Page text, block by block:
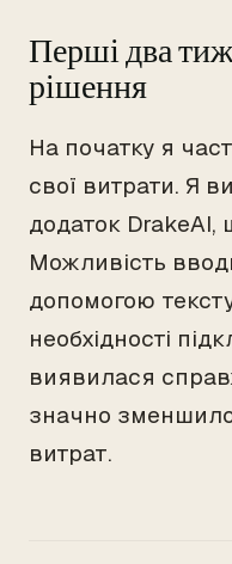
Перші два
рішення
На початку я
свої витрати. Я
додаток DrakeAI,
Можливість
допомогою
необхідності
виявилася
значно
витрат.